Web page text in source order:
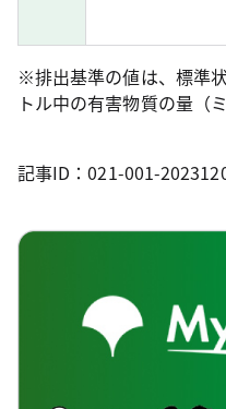
※排出基準の値は、標準
トル中の有害物質の量（
記事ID：021-001-